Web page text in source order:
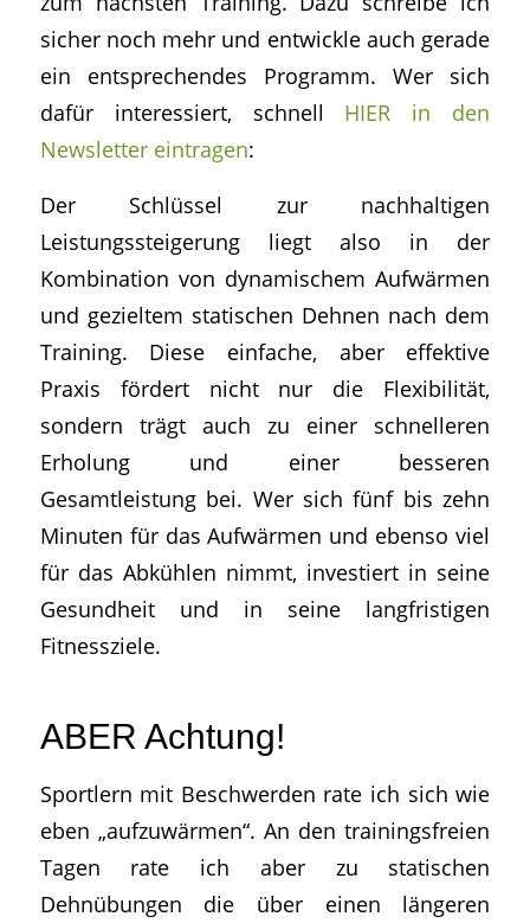
sicher noch mehr und entwickle auch gerade
ein entsprechendes Programm. Wer sich
dafür interessiert, schnell HIER in den
Newsletter eintragen:
Der Schlüssel zur nachhaltigen
Leistungssteigerung liegt also in der
Kombination von dynamischem Aufwärmen
und gezieltem statischen Dehnen nach dem
Training. Diese einfache, aber effektive
Praxis fördert nicht nur die Flexibilität,
sondern trägt auch zu einer schnelleren
Erholung und einer besseren
Gesamtleistung bei. Wer sich fünf bis zehn
Minuten für das Aufwärmen und ebenso viel
für das Abkühlen nimmt, investiert in seine
Gesundheit und in seine langfristigen
Fitnessziele.
ABER Achtung!
Sportlern mit Beschwerden rate ich sich wie
eben „aufzuwärmen“. An den trainingsfreien
Tagen rate ich aber zu statischen
Dehnübungen die über einen längeren